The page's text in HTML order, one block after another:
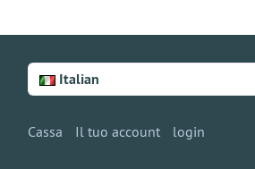
Italian
Cassa Il tuo account login